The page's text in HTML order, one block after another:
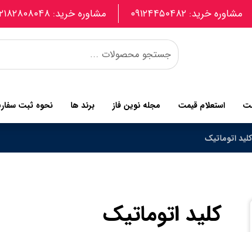
مشاوره خرید: ۰۲۱۸۲۸۰۸۰۴۸ مشاوره خرید: ۰۹۱۲۴۴۵۰۴۸۲
استعلام قیمت مجله نوین فاز برند ها نحوه ثبت
کلید اتوماتیک
کلید اتوماتیک